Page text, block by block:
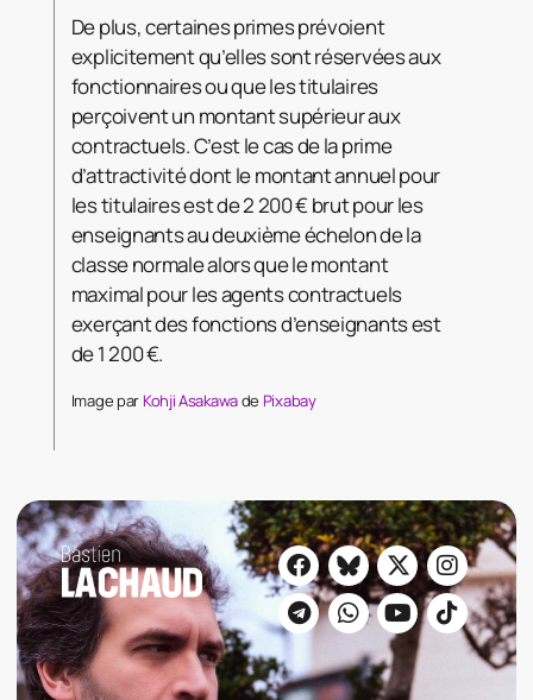
De plus, certaines primes prévoient
explicitement qu’elles sont réservées aux
fonctionnaires ou que les titulaires
perçoivent un montant supérieur aux
contractuels. C’est le cas de la prime
d’attractivité dont le montant annuel pour
les titulaires est de 2 200 € brut pour les
enseignants au deuxième échelon de la
classe normale alors que le montant
maximal pour les agents contractuels
exerçant des fonctions d’enseignants est
de 1 200 €.
Image parKohji Asakawade Pixabay